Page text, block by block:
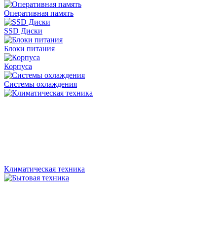
Оперативная память
SSD Диски
Блоки питания
Корпуса
Системы охлаждения
Климатическая техника